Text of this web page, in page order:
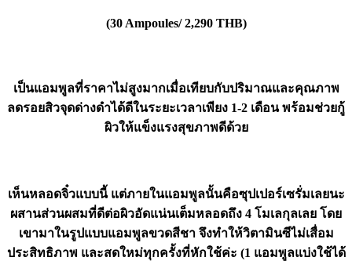
(30 Ampoules/ 2,290 THB)
เป็นแอมพูลที่ราคาไม่สูงมากเมื่อเทียบกับปริมาณและคุณภาพ
ลดรอยสิวจุดด่างดำได้ดีในระยะเวลาเพียง 1-2 เดือน พร้อมช่วยกู้
ผิวให้แข็งแรงสุขภาพดีด้วย
เห็นหลอดจิ๋วแบบนี้ แต่ภายในแอมพูลนั้นคือซุปเปอร์เซรั่มเลยนะ
ผสานส่วนผสมที่ดีต่อผิวอัดแน่นเต็มหลอดถึง 4 โมเลกุลเลย โดย
เขามาในรูปแบบแอมพูลขวดสีชา จึงทำให้วิตามินซีไม่เสื่อม
ประสิทธิภาพ และสดใหม่ทุกครั้งที่หักใช้ค่ะ (1 แอมพูลแบ่งใช้ได้